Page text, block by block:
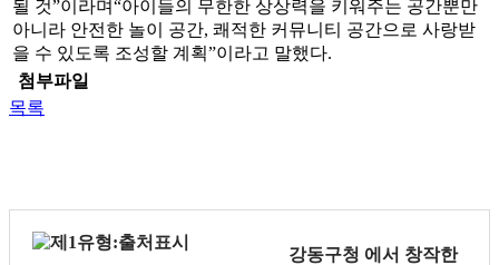
될 것”이라며“아이들의 무한한 상상력을 키워주는 공간뿐만
아니라 안전한 놀이 공간, 쾌적한 커뮤니티 공간으로 사랑받
을 수 있도록 조성할 계획”이라고 말했다.
첨부파일
목록
강동구청 에서 창작한